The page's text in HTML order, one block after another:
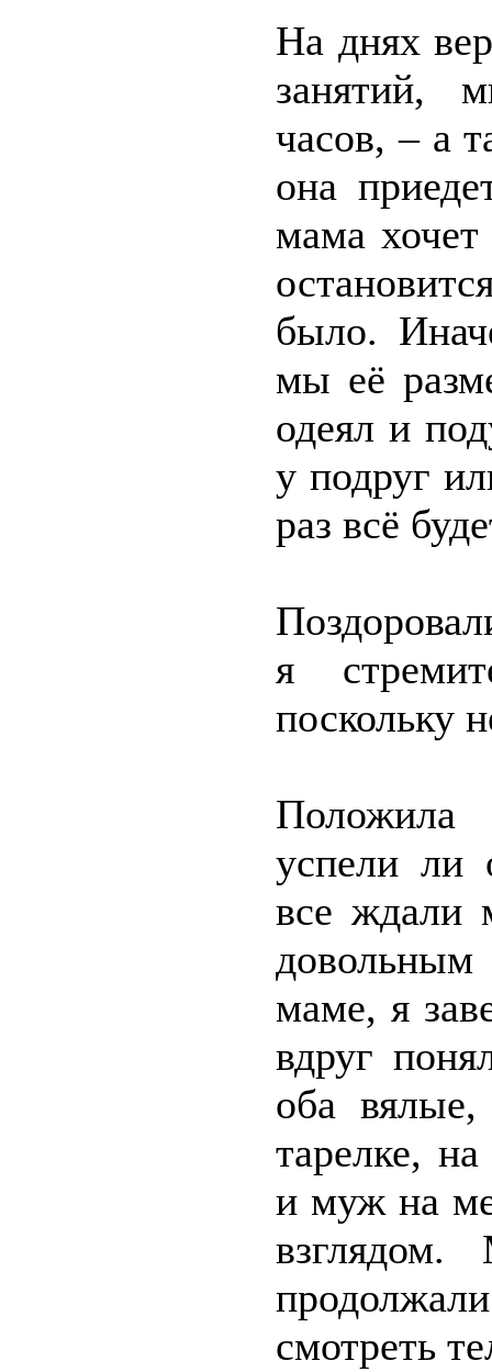
На днях
занятий,
часов, – а
она
мама
было.
мы её
одеял и
у подруг
раз всё
я
поскольку
Положила
успели ли
все ждали
маме, я
вдруг
оба
тарелке,
и муж на
смотреть